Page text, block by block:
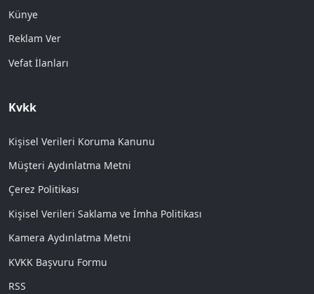
Künye
Reklam Ver
Vefat İlanları
Kvkk
Kişisel Verileri Koruma Kanunu
Müşteri Aydınlatma Metni
Çerez Politikası
Kişisel Verileri Saklama ve İmha Politikası
Kamera Aydınlatma Metni
KVKK Başvuru Formu
RSS